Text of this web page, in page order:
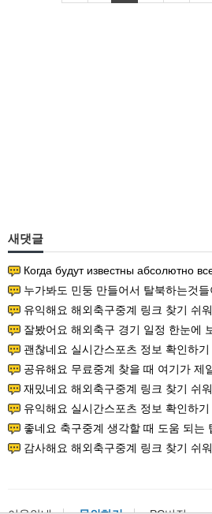
새댓글
Когда будут известны абсолютно все
누가봐도 민둥 만들어서 탈북하는것들이나 뭔가 쳐들어오는 낌새를 미리 알아차
유익해요 해외축구중계 링크 찾기 쉬워서 자주 와요. 참고로 무료스포츠중
잘봤어요 해외축구 경기 일정 한눈에 보기 좋아요. 덕분에 epl중계 볼
괜찮네요 실시간스포츠 정보 확인하기 좋아요. 그래도 epl중계 볼 때 공
공유해요 무료중계 찾을 때 여기가 제일 편해요. 그리고 무료스포츠중계 정
재밌네요 해외축구중계 링크 찾기 쉬워서 자주 와요. 그래서 해외축구중계
유익해요 실시간스포츠 정보 확인하기 좋아요. 덕분에 스포츠중계는 합법적
좋네요 축구중계 생각할 때 도움 되는 팁이 많네요. 그런데 해외축구중계도
감사해요 해외축구중계 링크 찾기 쉬워서 자주 와요. 어쨌든 축구무료중계